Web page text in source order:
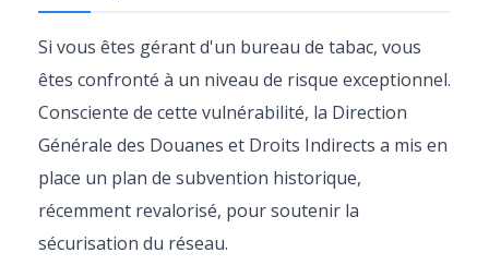
Si vous êtes gérant d'un bureau de tabac, vous
êtes confronté à un niveau de risque exceptionnel.
Consciente de cette vulnérabilité, la Direction
Générale des Douanes et Droits Indirects a mis en
place un plan de subvention historique,
récemment revalorisé, pour soutenir la
sécurisation du réseau.